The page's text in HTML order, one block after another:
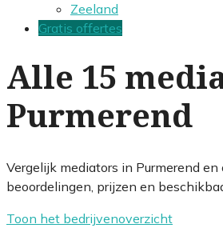
Zeeland
Gratis offertes
Alle 15
Purmerend
Vergelijk mediators in Purmerend
beoordelingen, prijzen en
Toon het bedrijvenoverzicht